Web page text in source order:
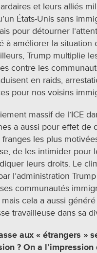
et leurs alliés
États-Unis sans
pour détourner
à améliorer la situation
Trump multiplie
contre les
en raids,
pour nos voisins
massif de l’ICE
a aussi pour effet de
les plus
de les intimider pour
leurs droits. Le
l’administration
communautés
mais cela a aussi
travailleuse dans sa
aux « étrangers »
? On a l’impression